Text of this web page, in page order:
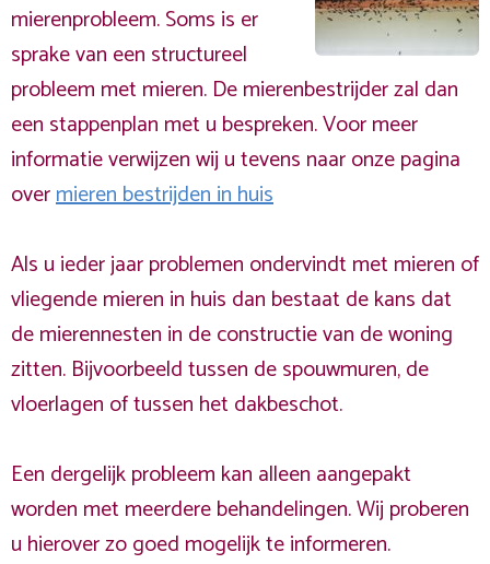
mierenprobleem. Soms is er
sprake van een structureel
probleem met mieren. De mierenbestrijder zal dan
een stappenplan met u bespreken. Voor meer
informatie verwijzen wij u tevens naar onze pagina
overmieren bestrijden in huis
Als u ieder jaar problemen ondervindt met mieren of
vliegende mieren in huis dan bestaat de kans dat
de mierennesten in de constructie van de woning
zitten. Bijvoorbeeld tussen de spouwmuren, de
vloerlagen of tussen het dakbeschot.
Een dergelijk probleem kan alleen aangepakt
worden met meerdere behandelingen. Wij proberen
u hierover zo goed mogelijk te informeren.